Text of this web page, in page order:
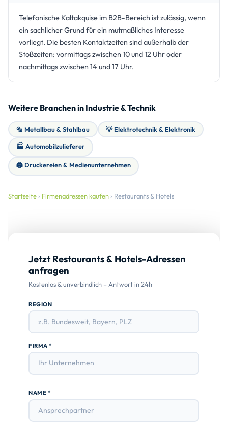
Telefonische Kaltakquise im B2B-Bereich ist zulässig, wenn
ein sachlicher Grund für ein mutmaßliches Interesse
vorliegt. Die besten Kontaktzeiten sind außerhalb der
Stoßzeiten: vormittags zwischen 10 und 12 Uhr oder
nachmittags zwischen 14 und 17 Uhr.
Weitere Branchen in Industrie & Technik
🔩 Metallbau & Stahlbau 💡 Elektrotechnik & Elektronik
🏭 Automobilzulieferer
🖨️ Druckereien & Medienunternehmen
Startseite › Firmenadressen kaufen › Restaurants & Hotels
Jetzt Restaurants & Hotels-Adressen
anfragen
Kostenlos & unverbindlich – Antwort in 24h
REGION
FIRMA *
NAME *